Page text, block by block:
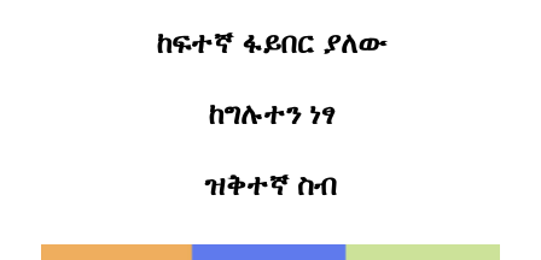
ከፍተኛ ፋይበር ያለው
ከግሉተን ነፃ
ዝቅተኛ ስብ